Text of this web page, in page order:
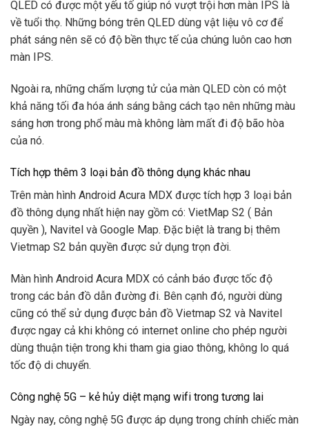
QLED có được một yếu tố giúp nó vượt trội hơn màn IPS là
về tuổi thọ. Những bóng trên QLED dùng vật liệu vô cơ để
phát sáng nên sẽ có độ bền thực tế của chúng luôn cao hơn
màn IPS.
Ngoài ra, những chấm lượng tử của màn QLED còn có một
khả năng tối đa hóa ánh sáng bằng cách tạo nên những màu
sáng hơn trong phổ màu mà không làm mất đi độ bão hòa
của nó.
Tích hợp thêm 3 loại bản đồ thông dụng khác nhau
Trên màn hình Android Acura MDX được tích hợp 3 loại bản
đồ thông dụng nhất hiện nay gồm có: VietMap S2 ( Bản
quyền ), Navitel và Google Map. Đặc biệt là trang bị thêm
Vietmap S2 bản quyền được sử dụng trọn đời.
Màn hình Android Acura MDX có cảnh báo được tốc độ
trong các bản đồ dẫn đường đi. Bên cạnh đó, người dùng
cũng có thể sử dụng được bản đồ Vietmap S2 và Navitel
được ngay cả khi không có internet online cho phép người
dùng thuận tiện trong khi tham gia giao thông, không lo quá
tốc độ di chuyển.
Công nghệ 5G – kẻ hủy diệt mạng wifi trong tương lai
Ngày nay, công nghệ 5G được áp dụng trong chính chiếc màn